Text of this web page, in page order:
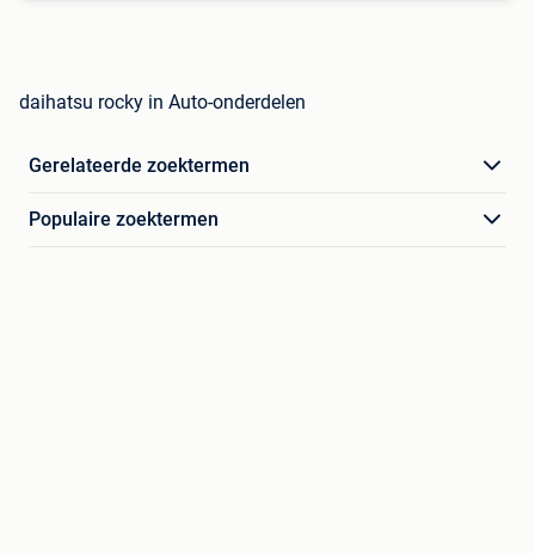
daihatsu rocky in Auto-onderdelen
Gerelateerde zoektermen
Populaire zoektermen